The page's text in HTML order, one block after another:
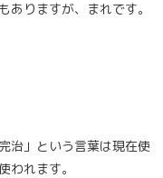
ありますが、まれです。
治」という言葉は現在使
われます。